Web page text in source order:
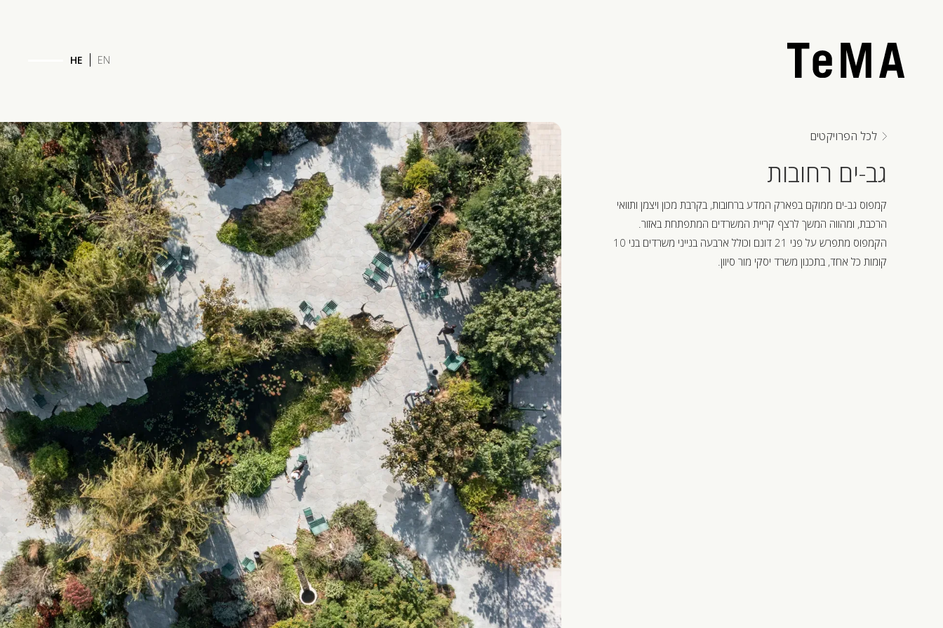
EN
HE
לכל הפרויקטים
גב-ים רחובות
קמפוס גב-ים ממוקם בפארק המדע ברחובות, בקרבת מכון ויצמן ותוואי
הרכבת, ומהווה המשך לרצף קריית המשרדים המתפתחת באזור.
הקמפוס מתפרש על פני 21 דונם וכולל ארבעה בנייני משרדים בני 10
קומות כל אחד, בתכנון משרד יסקי מור סיוון.